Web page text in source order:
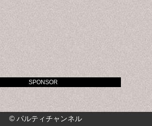
© パルティチャンネル
SPONSOR